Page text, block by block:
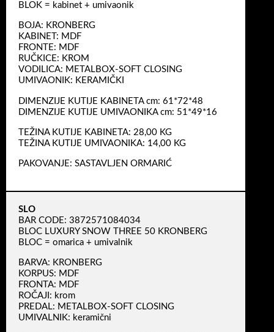
BLOK = kabinet + umivaonik
BOJA: KRONBERG
KABINET: MDF
FRONTE: MDF
RUČKICE: KROM
VODILICA: METALBOX-SOFT CLOSING
UMIVAONIK: KERAMIČKI
DIMENZIJE KUTIJE KABINETA cm: 61*72*48
DIMENZIJE KUTIJE UMIVAONIKA cm: 51*49*16
TEŽINA KUTIJE KABINETA: 28,00 KG
TEŽINA KUTIJE UMIVAONIKA: 14,00 KG
PAKOVANJE: SASTAVLJEN ORMARIĆ
SLO
BAR CODE: 3872571084034
BLOC LUXURY SNOW THREE 50 KRONBERG
BLOC = omarica + umivalnik
BARVA: KRONBERG
KORPUS: MDF
FRONTA: MDF
ROČAJI: krom
PREDAL: METALBOX-SOFT CLOSING
UMIVALNIK: keramični